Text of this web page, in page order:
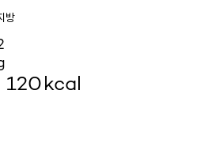
방
120kcal